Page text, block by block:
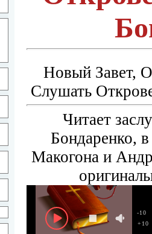
Новый Завет,
Слушать
Читает
Бондаренко,
Макогона и
+10
-10